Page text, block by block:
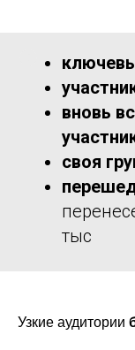
вновь
своя
тыс
Узкие аудитории